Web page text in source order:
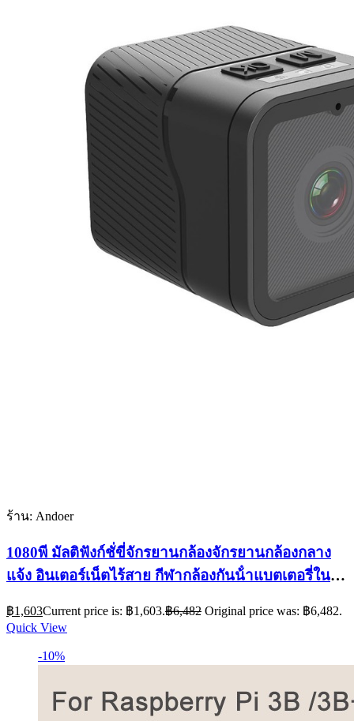
ร้าน: Andoer
1080พี มัลติฟังก์ชั่ขี่จักรยานกล้องจักรยานกล้องกลาง
แจ้ง อินเตอร์เน็ตไร้สาย กีฬากล้องกันน้ําแบตเตอรี่ใน
฿1,603Current price is: ฿1,603.฿6,482 Original price was: ฿6,482.
Quick View
-10%